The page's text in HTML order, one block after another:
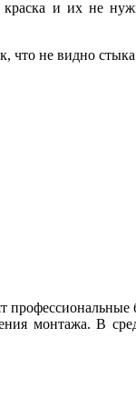
и их не
что не видно
профессиональные
монтажа. В